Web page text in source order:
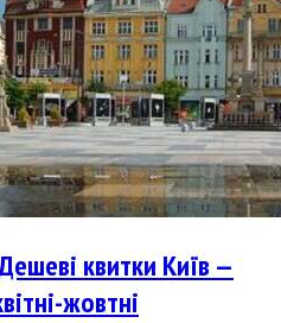
квитки Київ —
жовтні